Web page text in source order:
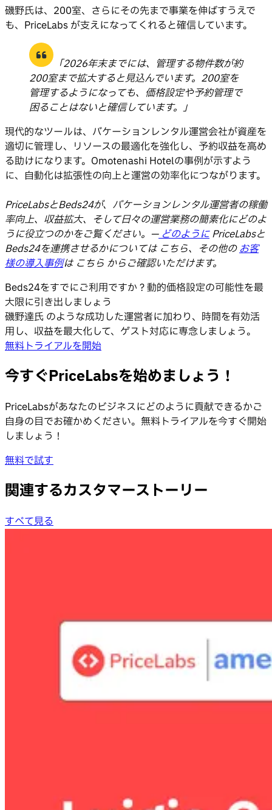
磯野氏は、200室、さらにその先まで事業を伸ばすうえで
も、PriceLabs が支えになってくれると確信しています。
「2026年末までには、管理する物件数が約
200室まで拡大すると見込んでいます。200室を
管理するようになっても、価格設定や予約管理で
困ることはないと確信しています。」
現代的なツールは、バケーションレンタル運営会社が資産を
適切に管理し、リソースの最適化を強化し、予約収益を高め
る助けになります。Omotenashi Hotelの事例が示すよう
に、自動化は拡張性の向上と運営の効率化につながります。
PriceLabsとBeds24が、バケーションレンタル運営者の稼働
率向上、収益拡大、そして日々の運営業務の簡素化にどのよ
うに役立つのかをご覧ください。—どのようにPriceLabsと
Beds24を連携させるかについては こちら、その他のお客
様の導入事例は こちら からご確認いただけます。
Beds24をすでにご利用ですか？動的価格設定の可能性を最
大限に引き出しましょう
磯野達氏 のような成功した運営者に加わり、時間を有効活
用し、収益を最大化して、ゲスト対応に専念しましょう。
無料トライアルを開始
今すぐPriceLabsを始めましょう！
PriceLabsがあなたのビジネスにどのように貢献できるかご
自身の目でお確かめください。無料トライアルを今すぐ開始
しましょう！
無料で試す
関連するカスタマーストーリー
すべて見る